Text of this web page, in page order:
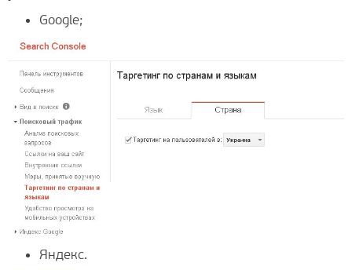
Google;
Яндекс.